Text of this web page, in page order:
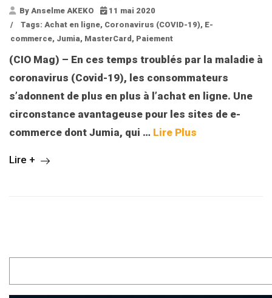
By Anselme AKEKO
11 mai 2020
/
Tags: Achat en ligne, Coronavirus (COVID-19), E-
commerce, Jumia, MasterCard , Paiement
(CIO Mag) – En ces temps troublés par la maladie à
coronavirus (Covid-19), les consommateurs
s’adonnent de plus en plus à l’achat en ligne. Une
circonstance avantageuse pour les sites de e-
commerce dont Jumia, qui … Lire Plus
Lire +